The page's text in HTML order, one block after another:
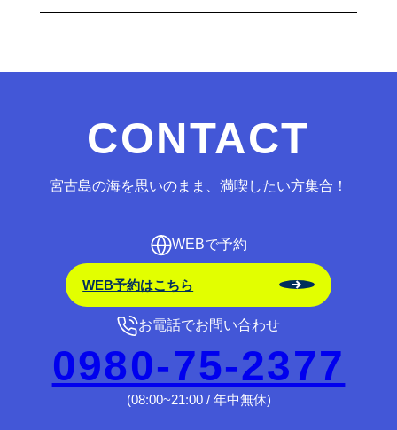
CONTACT
宮古島の海を思いのまま、満喫したい方集合！
WEBで予約
WEB予約はこちら
お電話でお問い合わせ
0980-75-2377
(08:00~21:00 / 年中無休)